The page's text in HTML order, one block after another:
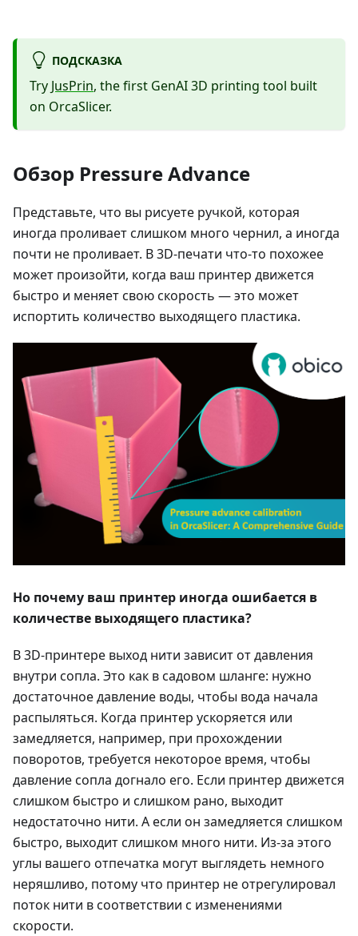
ПОДСКАЗКА
Try JusPrin, the first GenAI 3D printing tool built
on OrcaSlicer.
Обзор Pressure Advance
Представьте, что вы рисуете ручкой, которая
иногда проливает слишком много чернил, а иногда
почти не проливает. В 3D-печати что-то похожее
может произойти, когда ваш принтер движется
быстро и меняет свою скорость — это может
испортить количество выходящего пластика.
Но почему ваш принтер иногда ошибается в
количестве выходящего пластика?
В 3D-принтере выход нити зависит от давления
внутри сопла. Это как в садовом шланге: нужно
достаточное давление воды, чтобы вода начала
распыляться. Когда принтер ускоряется или
замедляется, например, при прохождении
поворотов, требуется некоторое время, чтобы
давление сопла догнало его. Если принтер движется
слишком быстро и слишком рано, выходит
недостаточно нити. А если он замедляется слишком
быстро, выходит слишком много нити. Из-за этого
углы вашего отпечатка могут выглядеть немного
неряшливо, потому что принтер не отрегулировал
поток нити в соответствии с изменениями
скорости.